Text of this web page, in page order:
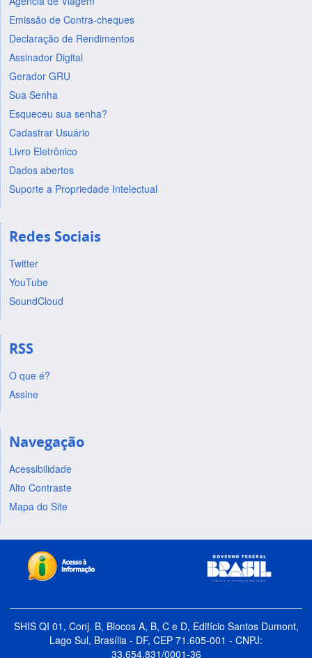
Emissão de Contra-cheques
Declaração de Rendimentos
Assinador Digital
Gerador GRU
Sua Senha
Esqueceu sua senha?
Cadastrar Usuário
Livro Eletrônico
Dados abertos
Suporte a Propriedade Intelectual
Redes Sociais
Twitter
YouTube
SoundCloud
RSS
O que é?
Assine
Navegação
Acessibilidade
Alto Contraste
Mapa do Site
SHIS QI 01, Conj. B, Blocos A, B, C e D, Edifício Santos Dumont,
Lago Sul, Brasília - DF, CEP 71.605-001 - CNPJ:
33.654.831/0001-36